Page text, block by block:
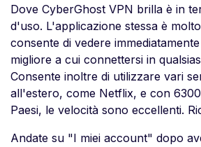
Dove CyberGhost VPN brilla è in
d'uso. L'applicazione stessa è
consente di vedere
migliore a cui connettersi in
Consente inoltre di utilizzare vari
all'estero, come Netflix, e con
Paesi, le velocità sono eccellenti.
Andate su "I miei account" dopo